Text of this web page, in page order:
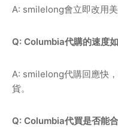
A: smilelong會立即改用
Q: Columbia代購的速度
A: smilelong代購回應快
貨。
Q: Columbia代買是否能